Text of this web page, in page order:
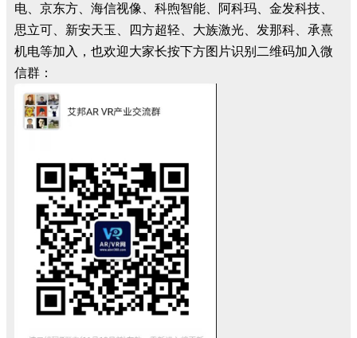
电、京东方、海信视像、科煦智能、阿科玛、金发科技、
思立可、新安天玉、四方超轻、大族激光、发那科、承熹
机电等加入，也欢迎大家长按下方图片识别二维码加入微
信群：